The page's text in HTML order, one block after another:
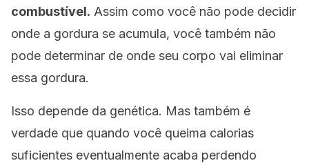
combustível. Assim como você não pode decidir
onde a gordura se acumula, você também não
pode determinar de onde seu corpo vai eliminar
essa gordura.
Isso depende da genética. Mas também é
verdade que quando você queima calorias
suficientes eventualmente acaba perdendo